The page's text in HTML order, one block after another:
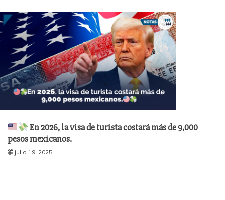
En 2026, la visa de turista costará más de 9,000
pesos mexicanos.
julio 19, 2025